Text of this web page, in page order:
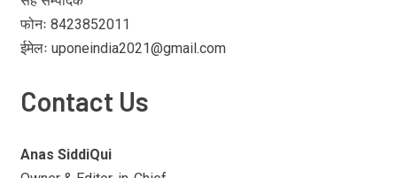
फोनः 8423852011
ईमेलः uponeindia2021@gmail.com
Contact Us
Anas SiddiQui